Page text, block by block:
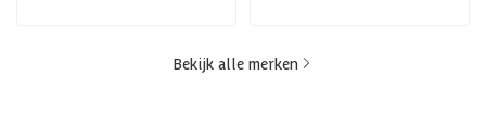
Bekijk alle merken